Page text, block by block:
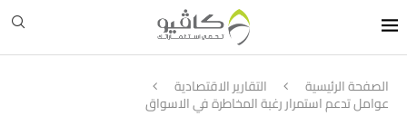
الصفحة الرئيسية التقارير الاقتصادية
عوامل تدعم استمرار رغبة المخاطرة في الاسواق